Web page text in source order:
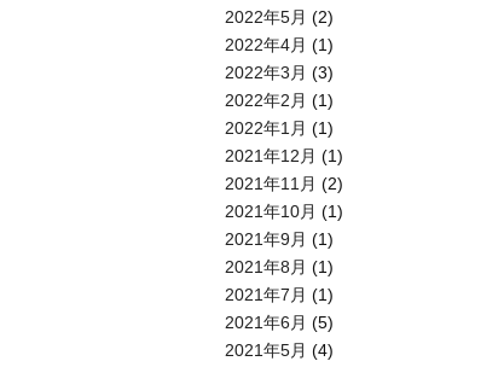
2022年5月 (2)
2022年4月 (1)
2022年3月 (3)
2022年2月 (1)
2022年1月 (1)
2021年12月 (1)
2021年11月 (2)
2021年10月 (1)
2021年9月 (1)
2021年8月 (1)
2021年7月 (1)
2021年6月 (5)
2021年5月 (4)